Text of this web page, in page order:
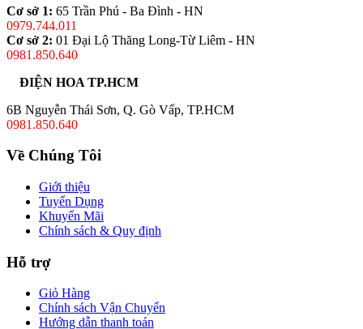
Cơ sở 1: 65 Trần Phú - Ba Đình - HN
0979.744.011
Cơ sở 2: 01 Đại Lộ Thăng Long-Từ Liêm - HN
0981.850.640
ĐIỆN HOA TP.HCM
6B Nguyễn Thái Sơn, Q. Gò Vấp, TP.HCM
0981.850.640
Về Chúng Tôi
Giới thiệu
Tuyển Dụng
Khuyến Mãi
Chính sách & Quy định
Hỗ trợ
Giỏ Hàng
Chính sách Vận Chuyển
Hướng dẫn thanh toán